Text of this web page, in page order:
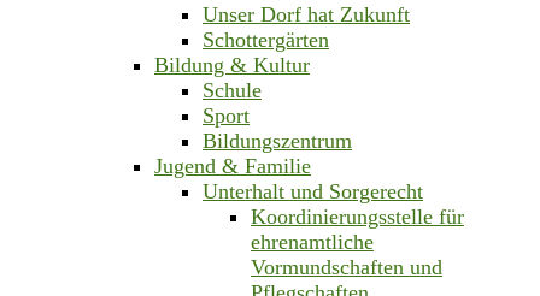
Unser Dorf hat Zukunft
Schottergärten
Bildung & Kultur
Schule
Sport
Bildungszentrum
Jugend & Familie
Unterhalt und Sorgerecht
Koordinierungsstelle für
ehrenamtliche
Vormundschaften und